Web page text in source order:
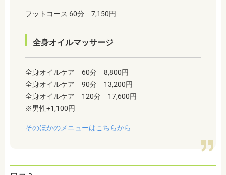
フットコース 60分 7,150円
全身オイルマッサージ
全身オイルケア 60分 8,800円
全身オイルケア 90分 13,200円
全身オイルケア 120分 17,600円
※男性+1,100円
そのほかのメニューはこちらから